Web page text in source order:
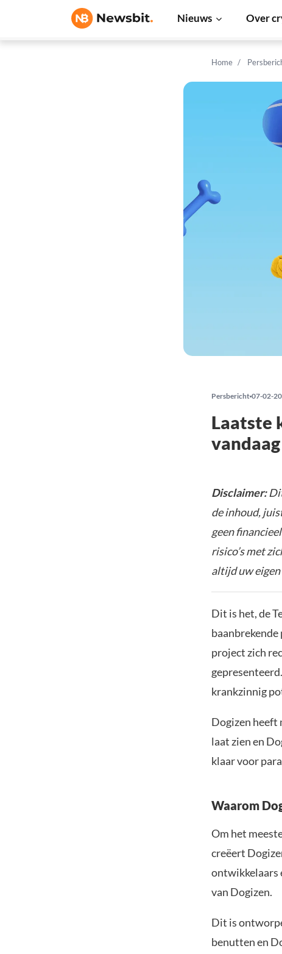
Nieuws Over
Home
Persbericht 07-02-
Laatste
Disclaimer:
de inhoud,
geen
risico’s met
altijd uw
Dit is het, de
baanbrekende
project zich
krankzinnig
Dogizen heeft
laat zien en
klaar voor
Waarom
Om het
creëert
ontwikkelaars
van Dogizen.
Dit is
benutten en